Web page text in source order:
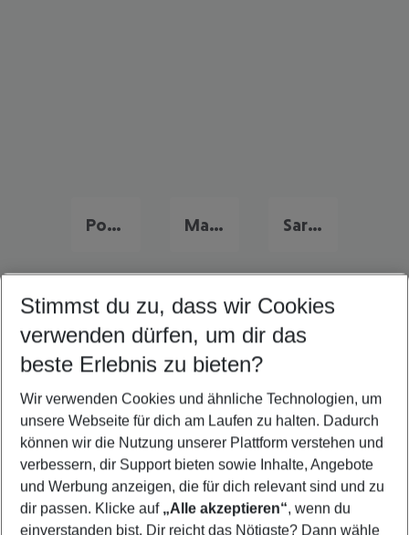
Portugal Urlaub Malta Urlaub Sardinien Urlaub
Quicklinks
Last Minute Almunecar
Familienurlaub Almunecar
Frübucher Angebote Almunecar für 2026
Flug & Hotel Almunecar
Pauschalreisen Almunecar
Stimmst du zu, dass wir Cookies
verwenden dürfen, um dir das
beste Erlebnis zu bieten?
Wir verwenden Cookies und ähnliche Technologien, um
unsere Webseite für dich am Laufen zu halten. Dadurch
können wir die Nutzung unserer Plattform verstehen und
verbessern, dir Support bieten sowie Inhalte, Angebote
und Werbung anzeigen, die für dich relevant sind und zu
dir passen. Klicke auf „Alle akzeptieren“, wenn du
einverstanden bist. Dir reicht das Nötigste? Dann wähle